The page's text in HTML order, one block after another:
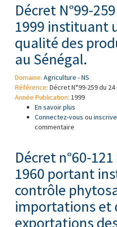
Décret N°99-
1999 instituant
qualité des
au Sénégal.
Domaine: Agriculture - NS
Référence: Décret N°99-259 du
Année Publication: 1999
En savoir plus
instituant un
Connectez-vous ou
commentaire
Décret n°60-
1960 portant
contrôle
importations et
exportations